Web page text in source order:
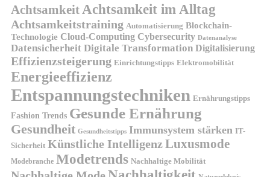
Achtsamkeit Achtsamkeit im Alltag
Achtsamkeitstraining Automatisierung Blockchain-
Technologie Cloud-Computing Cybersecurity Datenanalyse
Datensicherheit Digitale Transformation Digitalisierung
Effizienzsteigerung Einrichtungstipps Elektromobilität
Energieeffizienz
Entspannungstechniken Ernährungstipps
Fashion Trends Gesunde Ernährung
Gesundheit Gesundheitstipps Immunsystem stärken IT-
Sicherheit Künstliche IntelligenzLuxusmode
Modebranche Modetrends Nachhaltige Mobilität